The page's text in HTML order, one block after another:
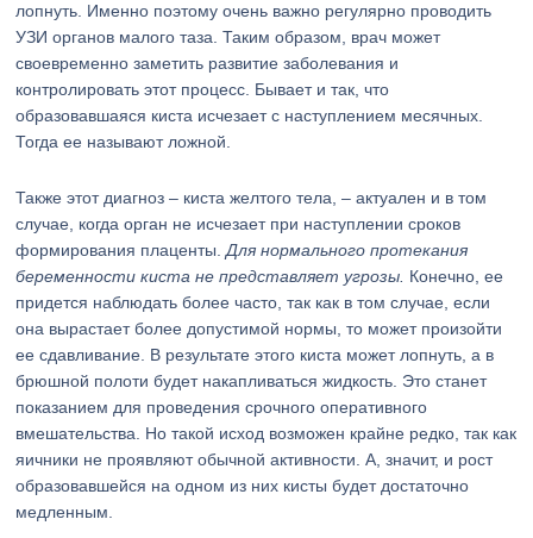
лопнуть. Именно поэтому очень важно регулярно проводить
УЗИ органов малого таза. Таким образом, врач может
своевременно заметить развитие заболевания и
контролировать этот процесс. Бывает и так, что
образовавшаяся киста исчезает с наступлением месячных.
Тогда ее называют ложной.
Также этот диагноз – киста желтого тела, – актуален и в том
случае, когда орган не исчезает при наступлении сроков
формирования плаценты.Для нормального протекания
беременности киста не представляет угрозы. Конечно, ее
придется наблюдать более часто, так как в том случае, если
она вырастает более допустимой нормы, то может произойти
ее сдавливание. В результате этого киста может лопнуть, а в
брюшной полоти будет накапливаться жидкость. Это станет
показанием для проведения срочного оперативного
вмешательства. Но такой исход возможен крайне редко, так как
яичники не проявляют обычной активности. А, значит, и рост
образовавшейся на одном из них кисты будет достаточно
медленным.